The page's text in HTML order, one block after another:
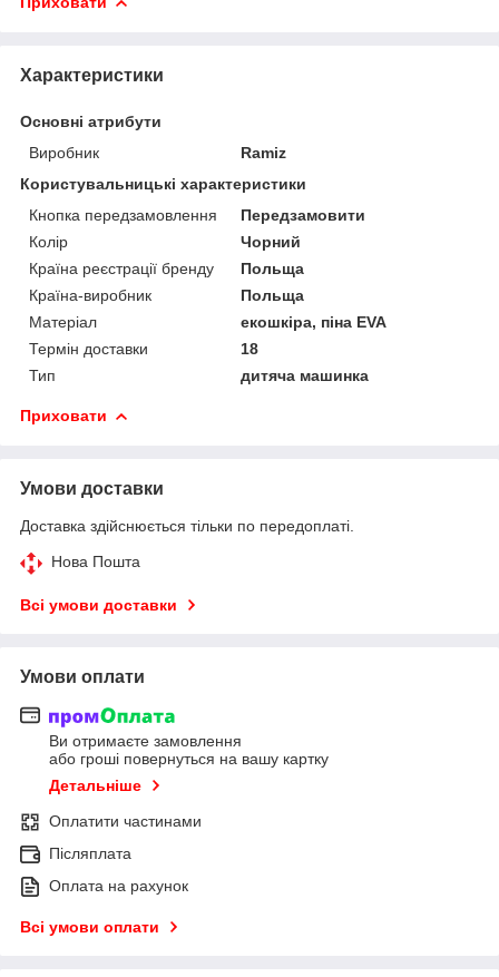
Характеристики
Основні атрибути
Виробник
Ramiz
Користувальницькі характеристики
Кнопка передзамовлення
Передзамовити
Колір
Чорний
Країна реєстрації бренду
Польща
Країна-виробник
Польща
Матеріал
екошкіра, піна EVA
Термін доставки
18
Тип
дитяча машинка
Приховати
Умови доставки
Доставка здійснюється тільки по передоплаті.
Нова Пошта
Всі умови доставки
Умови оплати
Ви отримаєте замовлення
або гроші повернуться на вашу картку
Детальніше
Оплатити частинами
Післяплата
Оплата на рахунок
Всі умови оплати